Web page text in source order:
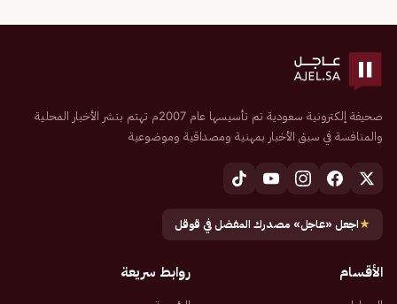
صحيفة إلكترونية سعودية تم تأسيسها عام 2007م تهتم بنشر الأخبار المحلية
والمنافسة في سبق الأخبار بمهنية ومصداقية وموضوعية
★اجعل «عاجل» مصدرك المفضل في قوقل
الأقسام روابط سريعة